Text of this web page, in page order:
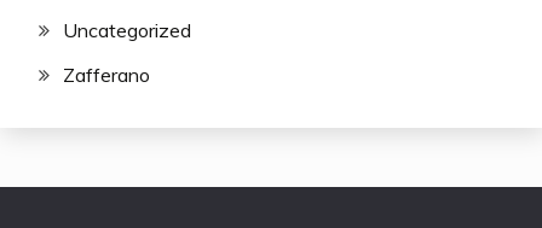
Uncategorized
Zafferano